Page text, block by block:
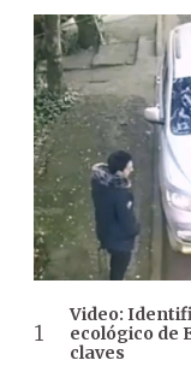
Video:
ecológico de
claves